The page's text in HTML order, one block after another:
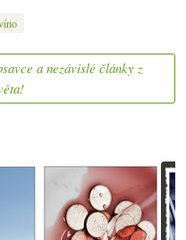
a nezávislé články z